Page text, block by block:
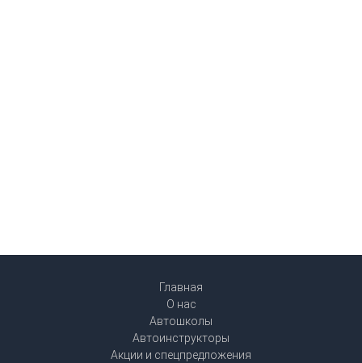
Главная
О нас
Автошколы
Автоинструкторы
Акции и спецпредложения